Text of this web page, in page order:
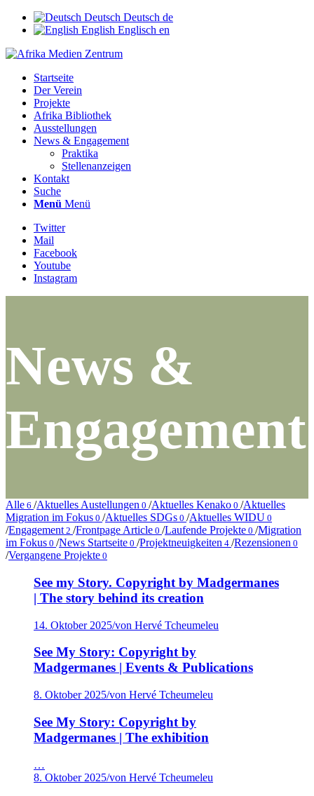
Deutsch Deutsch de
English Englisch en
Startseite
Der Verein
Projekte
Afrika Bibliothek
Ausstellungen
News & Engagement
Praktika
Stellenanzeigen
Kontakt
Suche
Menü Menü
Twitter
Mail
Facebook
Youtube
Instagram
News &
Engagement
Alle 6 /Aktuelles Austellungen 0 /Aktuelles Kenako 0 /Aktuelles
Migration im Fokus 0 /Aktuelles SDGs 0 /Aktuelles WIDU 0
/Engagement2 /Frontpage Article 0 /Laufende Projekte 0 /Migration
im Fokus 0 /News Startseite 0 /Projektneuigkeiten 4 /Rezensionen 0
/Vergangene Projekte 0
See my Story. Copyright by Madgermanes
| The story behind its creation
14. Oktober 2025/von Hervé Tcheumeleu
See My Story: Copyright by
Madgermanes | Events & Publications
8. Oktober 2025/von Hervé Tcheumeleu
See My Story: Copyright by
Madgermanes | The exhibition
…
8. Oktober 2025/von Hervé Tcheumeleu